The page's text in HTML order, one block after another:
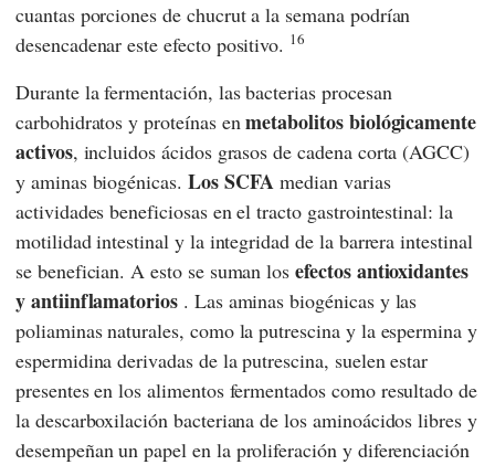
cuantas porciones de chucrut a la semana podrían
desencadenar este efecto positivo. 16
Durante la fermentación, las bacterias procesan
carbohidratos y proteínas enmetabolitos biológicamente
activos, incluidos ácidos grasos de cadena corta (AGCC)
y aminas biogénicas. Los SCFA median varias
actividades beneficiosas en el tracto gastrointestinal: la
motilidad intestinal y la integridad de la barrera intestinal
se benefician. A esto se suman losefectos antioxidantes
y antiinflamatorios. Las aminas biogénicas y las
poliaminas naturales, como la putrescina y la espermina y
espermidina derivadas de la putrescina, suelen estar
presentes en los alimentos fermentados como resultado de
la descarboxilación bacteriana de los aminoácidos libres y
desempeñan un papel en la proliferación y diferenciación